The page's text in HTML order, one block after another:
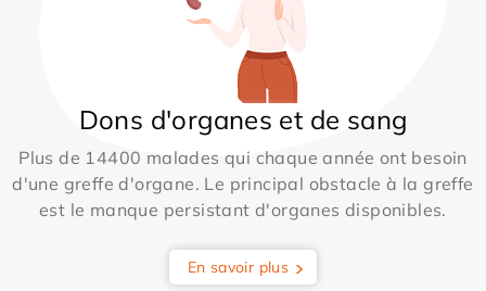
Dons d'organes et de sang
Plus de 14400 malades qui chaque année ont besoin
d'une greffe d'organe. Le principal obstacle à la greffe
est le manque persistant d'organes disponibles.
En savoir plus